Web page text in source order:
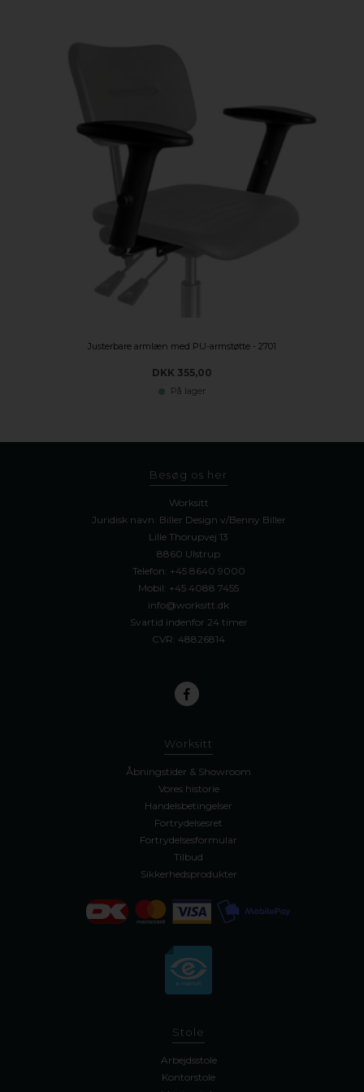
Justerbare armlæn med PU-armstøtte - 2701
DKK 355,00
På lager
Besøg os her
Worksitt
Juridisk navn: Biller Design v/Benny Biller
Lille Thorupvej 13
8860 Ulstrup
Telefon: +45 8640 9000
Mobil: +45 4088 7455
info@worksitt.dk
Svartid indenfor 24 timer
CVR: 48826814
Worksitt
Åbningstider & Showroom
Vores historie
Handelsbetingelser
Fortrydelsesret
Fortrydelsesformular
Tilbud
Sikkerhedsprodukter
Stole
Arbejdsstole
Kontorstole